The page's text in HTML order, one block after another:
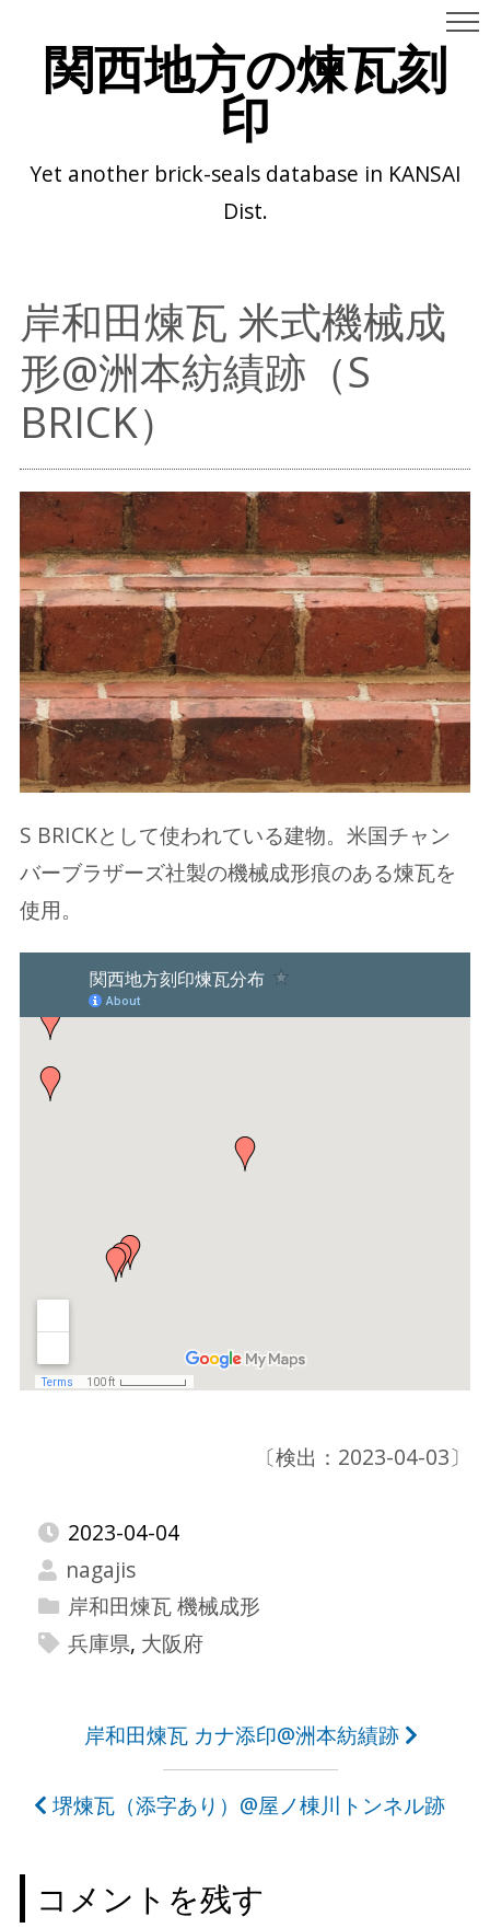
関西地方の煉瓦刻
印
Yet another brick-seals database in KANSAI
Dist.
岸和田煉瓦 米式機械成
形@洲本紡績跡（S
BRICK）
S BRICKとして使われている建物。米国チャン
バーブラザーズ社製の機械成形痕のある煉瓦を
使用。
〔検出：2023-04-03〕
2023-04-04
nagajis
岸和田煉瓦 機械成形
兵庫県, 大阪府
ナ
ビ
ゲ
岸和田煉瓦 カナ添印@洲本紡績跡
堺煉瓦（添字あり）@屋ノ棟川トンネル跡
コメントを残す